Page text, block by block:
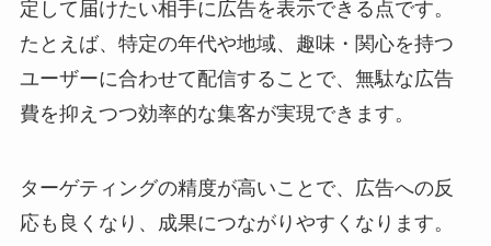
定して届けたい相手に広告を表示できる点です。
たとえば、特定の年代や地域、趣味・関心を持つ
ユーザーに合わせて配信することで、無駄な広告
費を抑えつつ効率的な集客が実現できます。
ターゲティングの精度が高いことで、広告への反
応も良くなり、成果につながりやすくなります。